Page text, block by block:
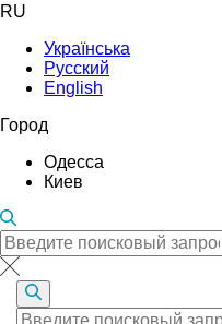
RU
Українська
Русский
English
Город
Одесса
Киев